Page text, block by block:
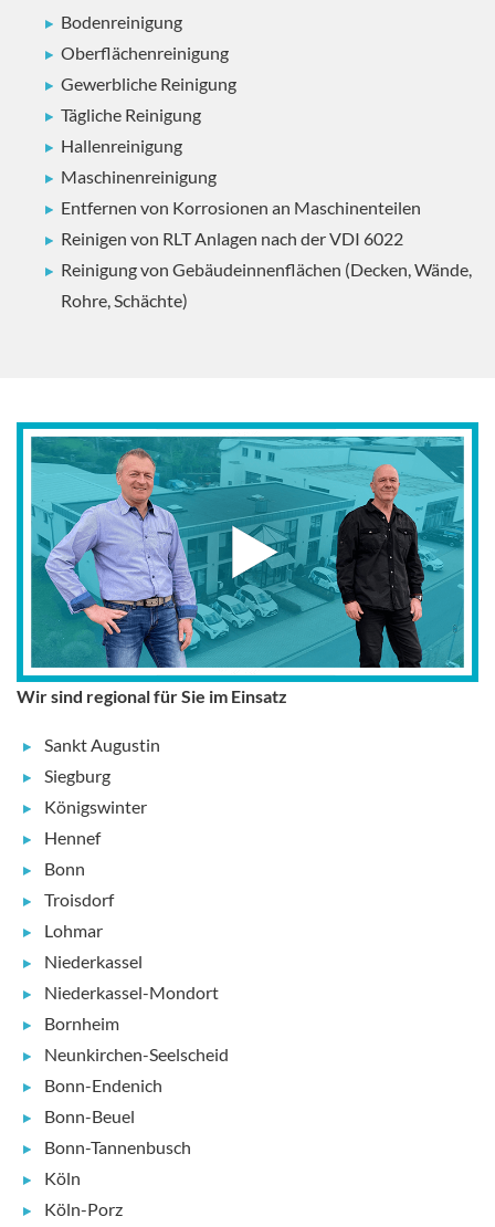
Bodenreinigung
Oberflächenreinigung
Gewerbliche Reinigung
Tägliche Reinigung
Hallenreinigung
Maschinenreinigung
Entfernen von Korrosionen an Maschinenteilen
Reinigen von RLT Anlagen nach der VDI 6022
Reinigung von Gebäudeinnenflächen (Decken, Wände,
Rohre, Schächte)
Wir sind regional für Sie im Einsatz
Sankt Augustin
Siegburg
Königswinter
Hennef
Bonn
Troisdorf
Lohmar
Niederkassel
Niederkassel-Mondort
Bornheim
Neunkirchen-Seelscheid
Bonn-Endenich
Bonn-Beuel
Bonn-Tannenbusch
Köln
Köln-Porz